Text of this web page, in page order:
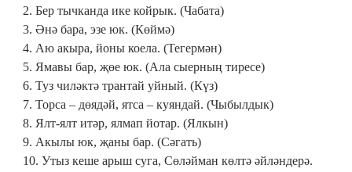
2. Бер тычканда ике койрык. (Чабата)
3. Әнә бара, эзе юк. (Көймә)
4. Аю акыра, йоны коела. (Тегермән)
5. Ямавы бар, җөе юк. (Ала сыерның тиресе)
6. Туз чиләктә трантай уйный. (Күз)
7. Торса – дөядәй, ятса – куяндай. (Чыбылдык)
8. Ялт-ялт итәр, ялмап йотар. (Ялкын)
9. Акылы юк, җаны бар. (Сәгать)
10. Утыз кеше арыш суга, Сөләйман көлтә әйләндерә.